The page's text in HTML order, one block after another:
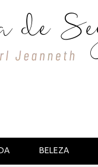
BELEZA